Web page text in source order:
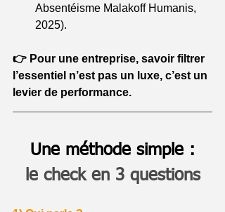
Absentéisme Malakoff Humanis,
2025).
👉 Pour une entreprise, savoir filtrer
l’essentiel n’est pas un luxe, c’est un
levier de performance.
Une méthode simple :
le check en 3 questions